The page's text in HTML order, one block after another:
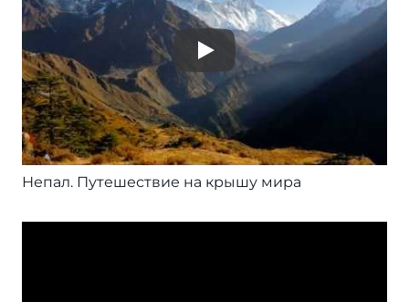
Непал. Путешествие на крышу мира